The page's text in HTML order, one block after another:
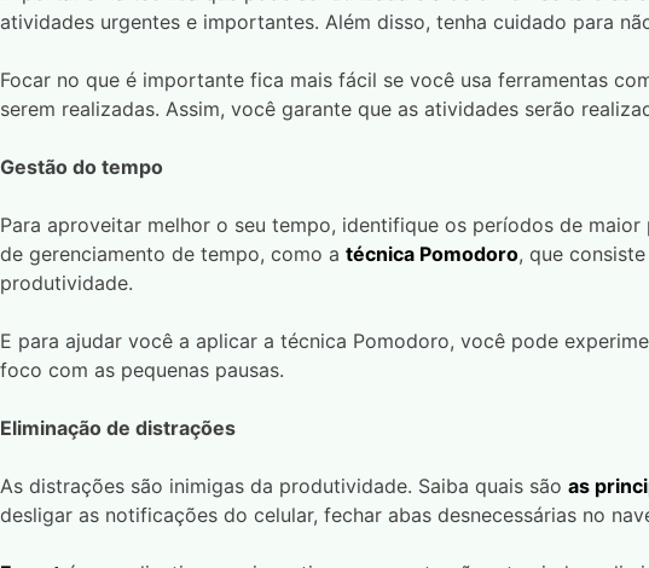
atividades urgentes e importantes. Além disso, tenha cuidado para
Focar no que é importante fica mais fácil se você usa ferramentas
serem realizadas. Assim, você garante que as atividades serão
Gestão do tempo
Para aproveitar melhor o seu tempo, identifique os períodos de
de gerenciamento de tempo, como a técnica Pomodoro, que
produtividade.
E para ajudar você a aplicar a técnica Pomodoro, você pode
foco com as pequenas pausas.
Eliminação de distrações
As distrações são inimigas da produtividade. Saiba quais são as
desligar as notificações do celular, fechar abas desnecessárias no